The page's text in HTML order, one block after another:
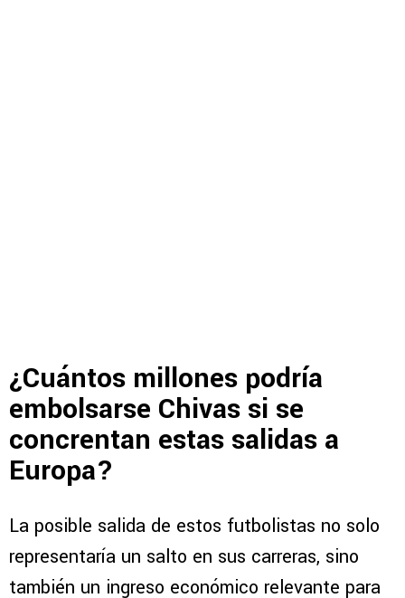
¿Cuántos millones podría
embolsarse Chivas si se
concrentan estas salidas a
Europa?
La posible salida de estos futbolistas no solo
representaría un salto en sus carreras, sino
también un ingreso económico relevante para